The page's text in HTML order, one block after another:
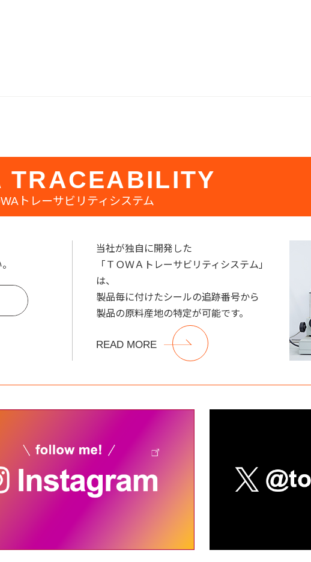
TRACEABILITY
トレーサビリティシステム
当社が独自に開発した
「ＴＯＷＡトレーサビリティシステム」
は、
製品毎に付けたシールの追跡番号から
製品の原料産地の特定が可能です。
READ MORE